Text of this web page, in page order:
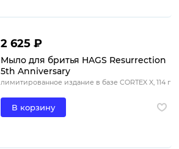
2 625 ₽
Мыло для бритья HAGS Resurrection
5th Anniversary
лимитированное издание в базе CORTEX X, 114 г
В корзину